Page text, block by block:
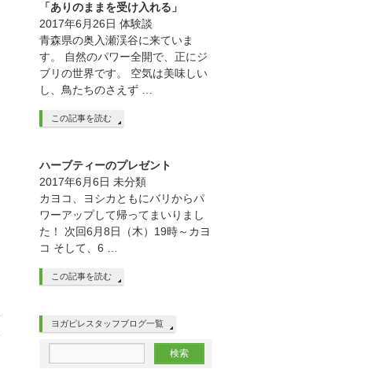
「ありのままを受け入れる」
2017年6月26日 体験談
青森県の奥入瀬渓谷に来ていま
す。 自然のパワー全開で、正にジ
ブリの世界です。 空気は美味しい
し、鳥たちのさえず …
この記事を読む
ハーブティーのプレゼント
2017年6月6日 未分類
カヨコ、ヨシカともにバリからパ
ワーアップして帰ってまいりまし
た！ 次回6月8日（木）19時～カヨ
コ そして、6 …
この記事を読む
ヨガピレスタッフブログ一覧